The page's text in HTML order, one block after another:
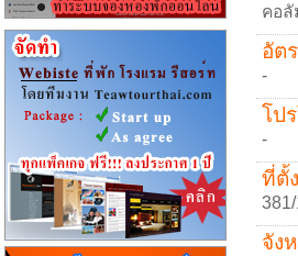
คอลั
อัต
-
โป
-
ที่ตั้
จัง